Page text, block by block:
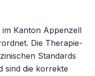
Kanton Appenzell
Die Therapie-
Standards
sind die korrekte